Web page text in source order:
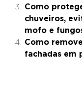
Como
chuveiros,
mofo e
Como
fachadas em